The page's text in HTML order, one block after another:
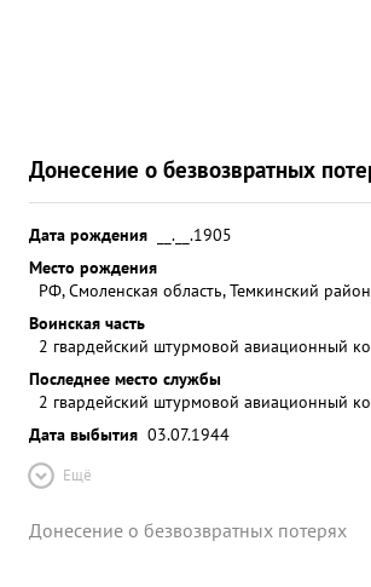
Донесение о безвозвратных
Дата рождения
__.__.1905
Место рождения
РФ, Смоленская область, Темкинский район
Воинская часть
2 гвардейский штурмовой авиационный
Последнее место службы
2 гвардейский штурмовой авиационный
Дата выбытия 03.07.1944
Ещё
Донесение о безвозвратных потерях